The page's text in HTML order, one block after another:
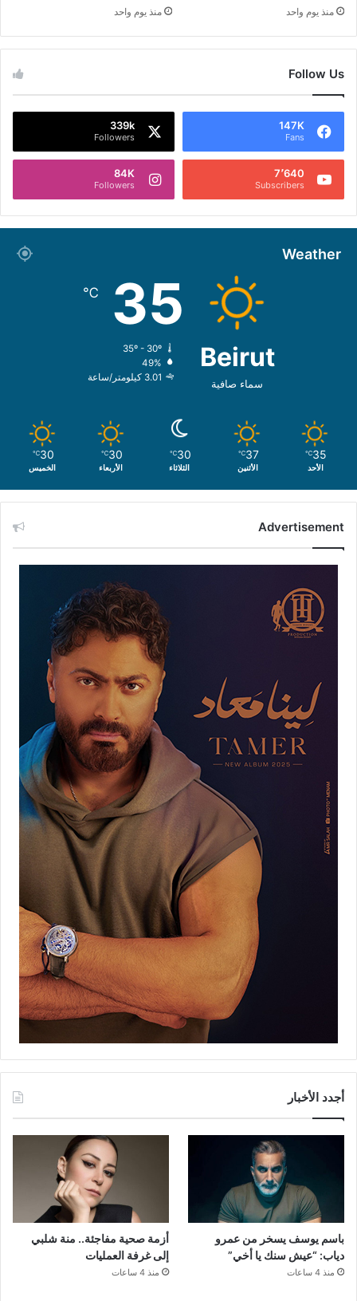
منذ يوم واحد منذ يوم واحد
Follow Us
147K
Fans
339k
Followers
7٬640
Subscribers
84K
Followers
Weather
Beirut
سماء صافية
35
℃
35º - 30º
49%
3.01 كيلومتر/ساعة
35
℃
الأحد
37
℃
الأثنين
30
℃
الثلاثاء
30
℃
الأربعاء
30
℃
الخميس
Advertisement
أجدد الأخبار
باسم يوسف يسخر من عمرو
دياب: “عيش سنك يا أخي”
منذ 4 ساعات
أزمة صحية مفاجئة.. منة شلبي
إلى غرفة العمليات
منذ 4 ساعات